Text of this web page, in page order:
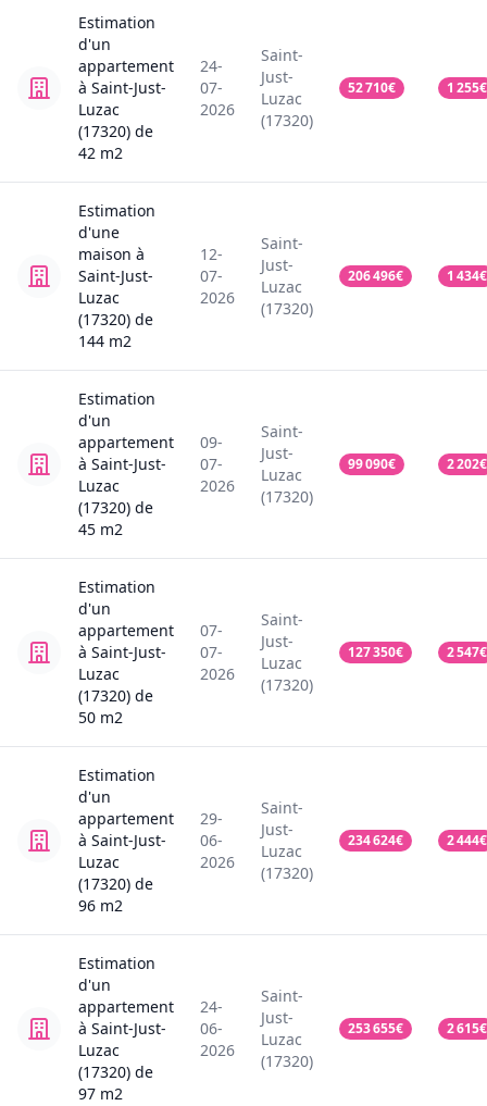
Estimation
d'un
appartement
à Saint-Just-
Luzac
(17320) de
42 m2
24-
07-
2026
Saint-
Just-
Luzac
(17320)
52 710€ 1 255€
Estimation
d'une
maison à
Saint-Just-
Luzac
(17320) de
144 m2
12-
07-
2026
Saint-
Just-
Luzac
(17320)
206 496€ 1 434€
Estimation
d'un
appartement
à Saint-Just-
Luzac
(17320) de
45 m2
09-
07-
2026
Saint-
Just-
Luzac
(17320)
99 090€ 2 202€
Estimation
d'un
appartement
à Saint-Just-
Luzac
(17320) de
50 m2
07-
07-
2026
Saint-
Just-
Luzac
(17320)
127 350€ 2 547€
Estimation
d'un
appartement
à Saint-Just-
Luzac
(17320) de
96 m2
29-
06-
2026
Saint-
Just-
Luzac
(17320)
234 624€ 2 444€
Estimation
d'un
appartement
à Saint-Just-
Luzac
(17320) de
97 m2
24-
06-
2026
Saint-
Just-
Luzac
(17320)
253 655€ 2 615€